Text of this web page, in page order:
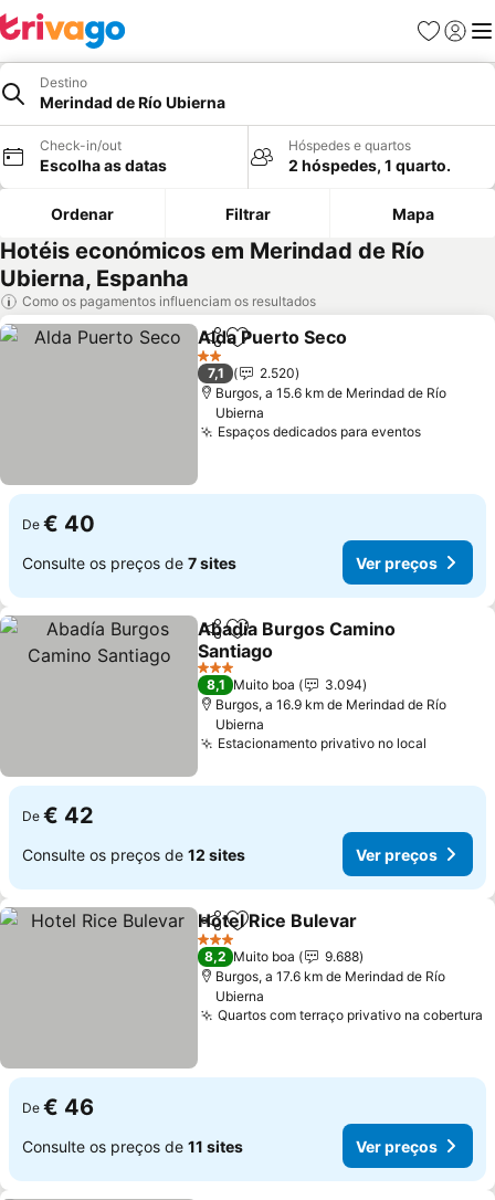
Favoritos
Iniciar
Destino
Merindad de Río Ubierna
Check-in/out
Escolha as datas
Hóspedes e quartos
2 hóspedes, 1 quarto.
Ordenar Filtrar Mapa
Hotéis económicos em Merindad de Río
Ubierna, Espanha
Como os pagamentos influenciam os resultados
PartilharAdicionar aos favoritos
Alda Puerto Seco
2 Estrelas
7,1
2.520
Burgos, a 15.6 km de Merindad de Río
Ubierna
Espaços dedicados para eventosVer
De € 40
Consulte os preços de 7 sites Ver preços
PartilharAdicionar aos favoritos
Abadía Burgos Camino
Santiago
Ver preços
3 Estrelas
8,1 Muito boa
3.094
Burgos, a 16.9 km de Merindad de Río
Ubierna
Estacionamento privativo no local
De € 42
Consulte os preços de 12 sites Ver preços
PartilharAdicionar aos favoritos
Hotel Rice Bulevar
3 Estrelas
8,2 Muito boa
9.688
Burgos, a 17.6 km de Merindad de Río
Ubierna
Quartos com terraço privativo na cobertura
De € 46
Consulte os preços de 11 sites Ver preços